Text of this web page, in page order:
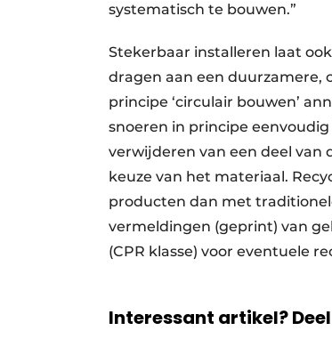
systematisch te bouwen.”
Stekerbaar installeren laat
dragen aan een duurzamere,
principe ‘circulair bouwen’
snoeren in principe
verwijderen van een deel van
keuze van het materiaal.
producten dan met
vermeldingen (geprint) van
(CPR klasse) voor eventuele
Interessant artikel?